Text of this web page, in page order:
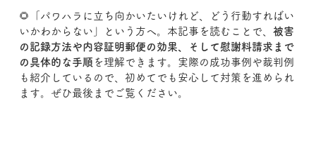
🌻「パワハラに立ち向かいたいけれど、どう行動すればい
いかわからない」という方へ。本記事を読むことで、被害
の記録方法や内容証明郵便の効果、そして慰謝料請求まで
の具体的な手順 を理解できます。実際の成功事例や裁判例
も紹介しているので、初めてでも安心して対策を進められ
ます。ぜひ最後までご覧ください。